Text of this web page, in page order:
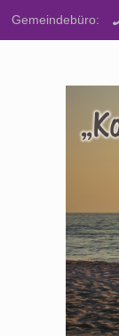
Gemeindebüro: